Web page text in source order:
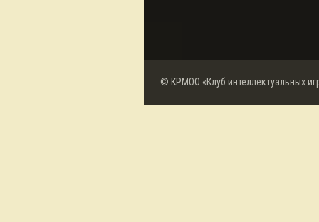
© КРМОО «Клуб интеллектуальных